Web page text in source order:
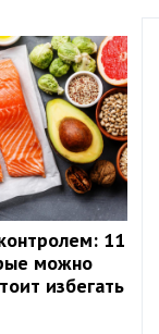
11
можно
избегать